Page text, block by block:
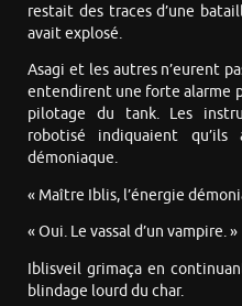
restait des traces d’une
avait explosé.
Asagi et les autres n’eurent
entendirent une forte alarme
pilotage du tank. Les
robotisé indiquaient
démoniaque.
« Maître Iblis, l’énergie
« Oui. Le vassal d’un vampire. »
Iblisveil grimaça en
blindage lourd du char.